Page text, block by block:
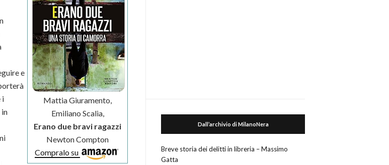
Mattia Giuramento,
Emiliano Scalia,
Erano due bravi ragazzi
Newton Compton
Compralo su
e
i
Dall’archivio di MilanoNera
Breve storia dei delitti in libreria – Massimo
Gatta